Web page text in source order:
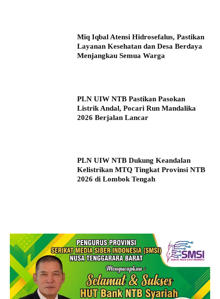
Miq Iqbal Atensi Hidrosefalus, Pastikan
Layanan Kesehatan dan Desa Berdaya
Menjangkau Semua Warga
PLN UIW NTB Pastikan Pasokan
Listrik Andal, Pocari Run Mandalika
2026 Berjalan Lancar
PLN UIW NTB Dukung Keandalan
Kelistrikan MTQ Tingkat Provinsi NTB
2026 di Lombok Tengah